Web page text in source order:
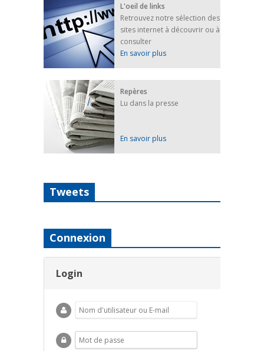
L'oeil de links
Retrouvez notre sélection des
sites internet à découvrir ou à
consulter
En savoir plus
Repères
Lu dans la presse
En savoir plus
Tweets
Connexion
Login